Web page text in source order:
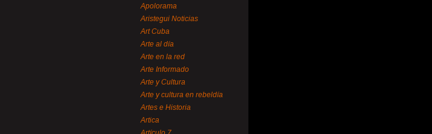
Apolorama
Aristegui Noticias
Art Cuba
Arte al día
Arte en la red
Arte Informado
Arte y Cultura
Arte y cultura en rebeldía
Artes e Historia
Artica